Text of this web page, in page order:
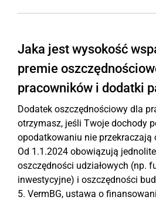
Jaka jest wysokość
premie
pracowników i dodatki
Dodatek oszczędnościowy dla
otrzymasz, jeśli Twoje dochody
opodatkowaniu nie przekraczają
Od 1.1.2024 obowiązują
oszczędności udziałowych (np.
inwestycyjne) i oszczędności
5. VermBG, ustawa o